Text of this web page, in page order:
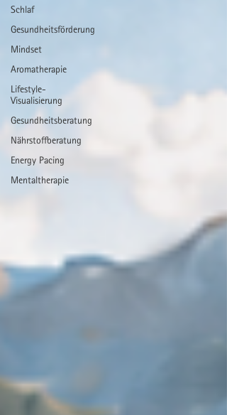
Schlaf
Gesundheitsförderung
Mindset
Aromatherapie
Lifestyle-
Visualisierung
Gesundheitsberatung
Nährstoffberatung
Energy Pacing
Mentaltherapie